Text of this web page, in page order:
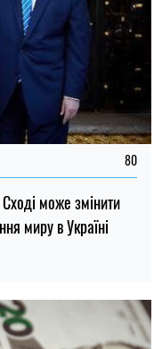
80
може змінити
миру в Україні